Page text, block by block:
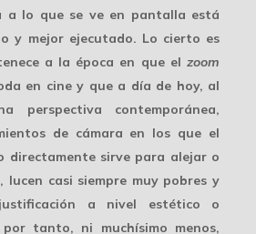
a lo que se ve en pantalla está
y mejor ejecutado. Lo cierto es
a la época en que el zoom
en cine y que a día de hoy, al
perspectiva contemporánea,
de cámara en los que el
directamente sirve para alejar o
lucen casi siempre muy pobres y
a nivel estético o
tanto, ni muchísimo menos,